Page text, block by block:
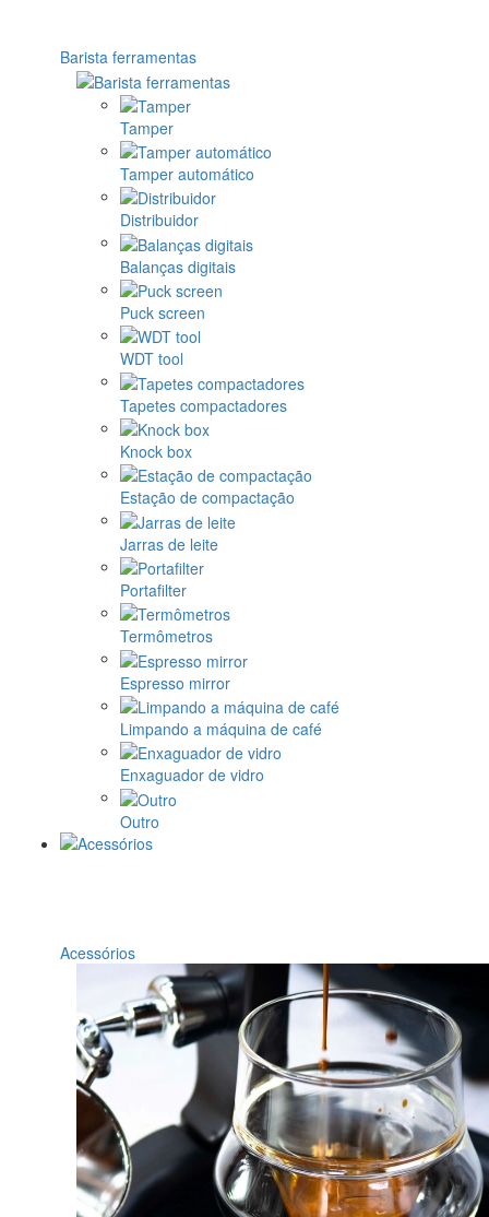
Barista ferramentas
Tamper
Tamper automático
Distribuidor
Balanças digitais
Puck screen
WDT tool
Tapetes compactadores
Knock box
Estação de compactação
Jarras de leite
Portafilter
Termômetros
Espresso mirror
Limpando a máquina de café
Enxaguador de vidro
Outro
Acessórios